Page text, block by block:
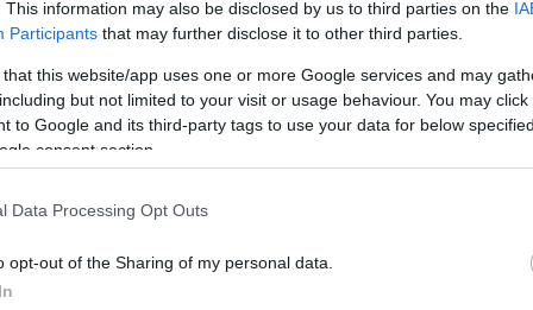
This information may also be disclosed by us to third parties on the
Participants that may further disclose it to other third parties.
that this website/app uses one or more Google services and may
but not limited to your visit or usage behaviour. You may
to Google and its third-party tags to use your data for below
consent section.
Data Processing Opt Outs
opt-out of the Sharing of my personal data.
(
(18